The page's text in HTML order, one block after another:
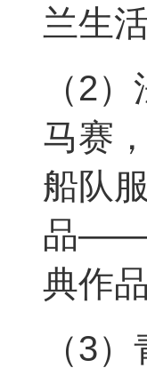
兰生
（2
马赛
船队
品——
典作
（3